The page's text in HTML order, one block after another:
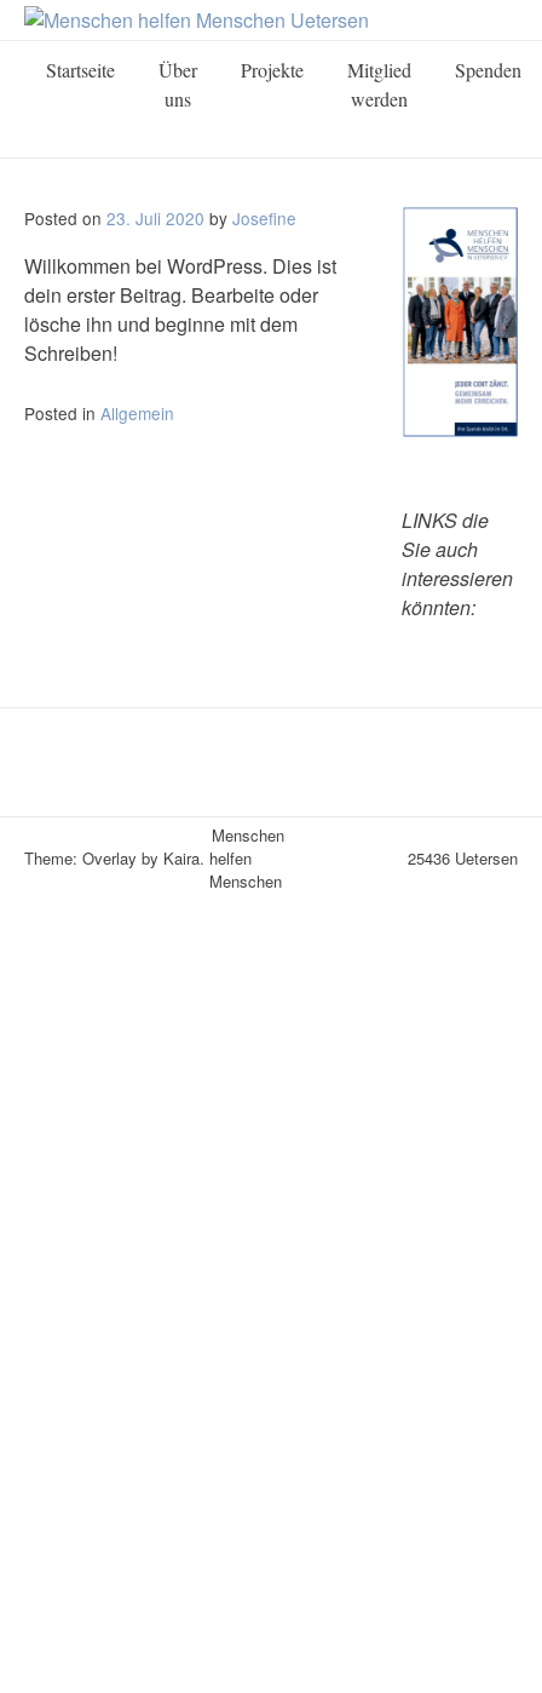
Skip
contentStartseite
Über
uns
Projekte
Mitglied
werden
Spenden
Posted on 23. Juli 2020 by Josefine
Willkommen bei WordPress. Dies ist
dein erster Beitrag. Bearbeite oder
lösche ihn und beginne mit dem
Schreiben!
Posted in Allgemein
LINKS die
Sie auch
interessieren
könnten:
Theme: Overlay by Kaira.
Menschen
helfen
Menschen
25436 Uetersen